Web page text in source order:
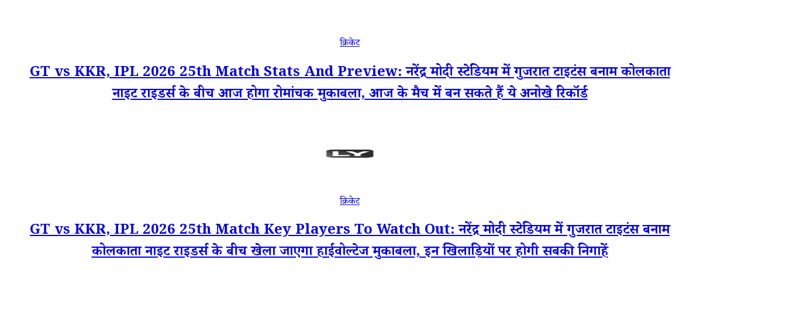
क्रिकेट
GT vs KKR, IPL 2026 25th Match Stats And Preview: नरेंद्र मोदी स्टेडियम में गुजरात टाइटंस बनाम कोलकाता
नाइट राइडर्स के बीच आज होगा रोमांचक मुकाबला, आज के मैच में बन सकते हैं ये अनोखे रिकॉर्ड
क्रिकेट
GT vs KKR, IPL 2026 25th Match Key Players To Watch Out: नरेंद्र मोदी स्टेडियम में गुजरात टाइटंस बनाम
कोलकाता नाइट राइडर्स के बीच खेला जाएगा हाईवोल्टेज मुकाबला, इन खिलाड़ियों पर होगी सबकी निगाहें